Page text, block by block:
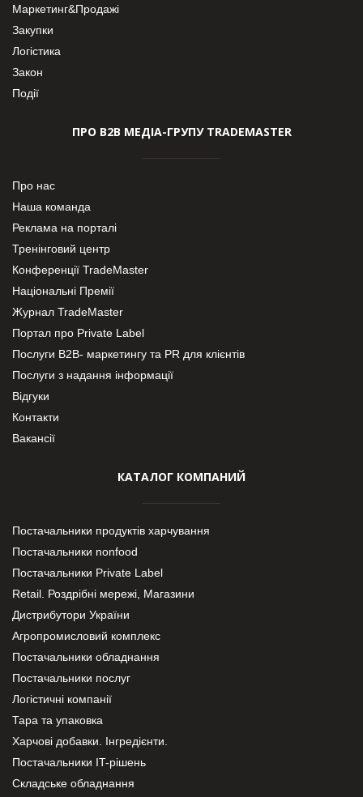
Маркетинг&Продажі
Закупки
Логістика
Закон
Події
ПРО В2В МЕДІА-ГРУПУ TRADEMASTER
Про нас
Наша команда
Реклама на порталі
Тренінговий центр
Конференції TradeMaster
Національні Премії
Журнал TradeMaster
Портал про Private Label
Послуги В2В- маркетингу та PR для клієнтів
Послуги з надання інформації
Відгуки
Контакти
Вакансії
КАТАЛОГ КОМПАНИЙ
Постачальники продуктів харчування
Постачальники nonfood
Постачальники Private Label
Retail. Роздрібні мережі, Магазини
Дистрибутори України
Агропромисловий комплекс
Постачальники обладнання
Постачальники послуг
Логістичні компанії
Тара та упаковка
Харчові добавки. Інгредієнти.
Постачальники IT-рішень
Складське обладнання